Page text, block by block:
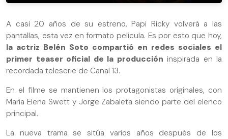
A casi 20 años de su estreno, Papi Ricky volverá a las
pantallas, esta vez en formato película. Es por esto que hoy,
la actriz Belén Soto compartió en redes sociales el
primer teaser oficial de la producción inspirada en la
recordada teleserie de Canal 13.
En el filme se mantienen los protagonistas originales, con
María Elena Swett y Jorge Zabaleta siendo parte del elenco
principal.
La nueva trama se sitúa varios años después de los